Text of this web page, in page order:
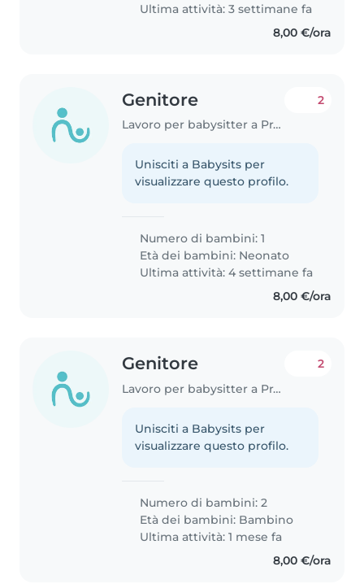
Ultima attività: 3 settimane fa
8,00 €/ora
Genitore
Lavoro per babysitter a Prato
2
Unisciti a Babysits per
visualizzare questo profilo.
Numero di bambini: 1
Età dei bambini: Neonato
Ultima attività: 4 settimane fa
8,00 €/ora
Genitore
Lavoro per babysitter a Prato
2
Unisciti a Babysits per
visualizzare questo profilo.
Numero di bambini: 2
Età dei bambini: Bambino
Ultima attività: 1 mese fa
8,00 €/ora